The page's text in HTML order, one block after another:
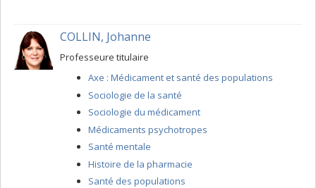
COLLIN, Johanne
Professeure titulaire
Axe : Médicament et santé des populations
Sociologie de la santé
Sociologie du médicament
Médicaments psychotropes
Santé mentale
Histoire de la pharmacie
Santé des populations